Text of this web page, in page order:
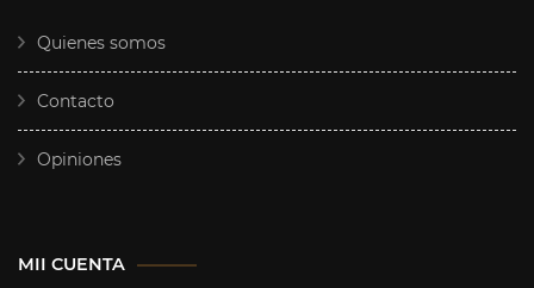
Quienes somos
Contacto
Opiniones
MII CUENTA